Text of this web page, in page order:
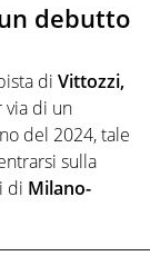
debutto
di Vittozzi,
via di un
del 2024, tale
sulla
di Milano-